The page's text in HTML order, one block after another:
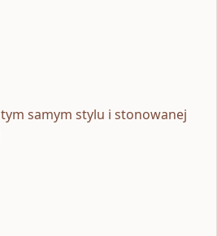
samym stylu i stonowanej